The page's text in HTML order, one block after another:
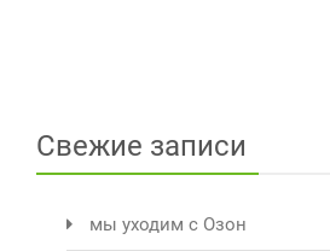
Свежие записи
мы уходим с Озон